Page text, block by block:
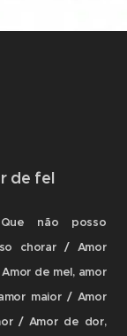
de fel
não posso
chorar / Amor
de mel, amor
maior / Amor
/ Amor de dor,